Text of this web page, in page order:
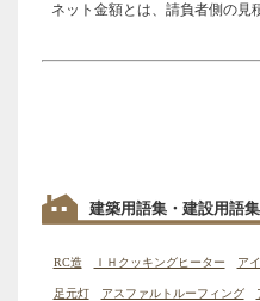
ネット金額とは、請負者側の見
建築用語集・建設用語
RC造 ＩＨクッキングヒーター ア
足元灯 アスファルトルーフィング